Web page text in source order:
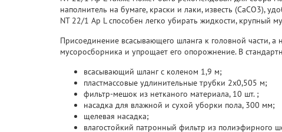
наполнитель на бумаге, краски и лаки, известь (CaCO3),
NT 22/1 Ap L способен легко убирать жидкости, крупный
Присоединение всасывающего шланга к головной части, а
мусоросборника и упрощает его опорожнение. В
всасывающий шланг с коленом 1,9 м;
пластмассовые удлинительные трубки 2x0,505 м;
фильтр-мешок из нетканого материала, 10 шт. ;
насадка для влажной и сухой уборки пола, 300 мм;
щелевая насадка;
влагостойкий патронный фильтр из полиэфирного